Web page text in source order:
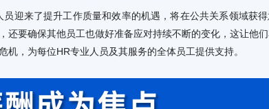
，为每位HR专业人员及其服务的全体员工提供支持。